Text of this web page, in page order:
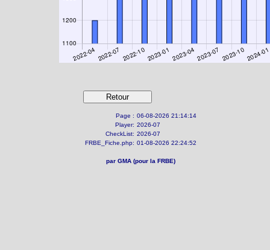
Page : 06-08-2026 21:14:14
Player: 2026-07
CheckList: 2026-07
FRBE_Fiche.php: 01-08-2026 22:24:52
par GMA (pour la FRBE)